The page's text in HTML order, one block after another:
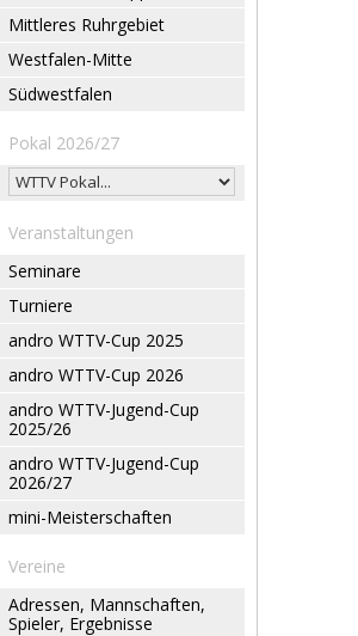
Mittleres Ruhrgebiet
Westfalen-Mitte
Südwestfalen
Pokal 2026/27
Veranstaltungen
Seminare
Turniere
andro WTTV-Cup 2025
andro WTTV-Cup 2026
andro WTTV-Jugend-Cup
2025/26
andro WTTV-Jugend-Cup
2026/27
mini-Meisterschaften
Vereine
Adressen, Mannschaften,
Spieler, Ergebnisse